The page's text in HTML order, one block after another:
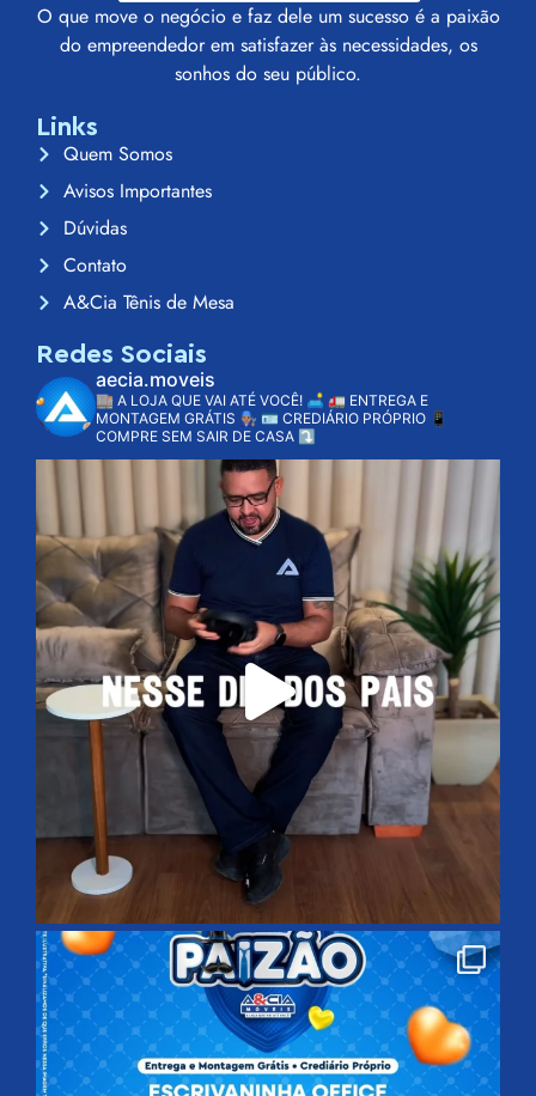
O que move o negócio e faz dele um sucesso é a paixão
do empreendedor em satisfazer às necessidades, os
sonhos do seu público.
Links
Quem Somos
Avisos Importantes
Dúvidas
Contato
A&Cia Tênis de Mesa
Redes Sociais
aecia.moveis
🏬 A LOJA QUE VAI ATÉ VOCÊ! 🛋️ 🚛 ENTREGA E
MONTAGEM GRÁTIS 👨🏽‍🔧 🪪 CREDIÁRIO PRÓPRIO 📱
COMPRE SEM SAIR DE CASA ⤵️